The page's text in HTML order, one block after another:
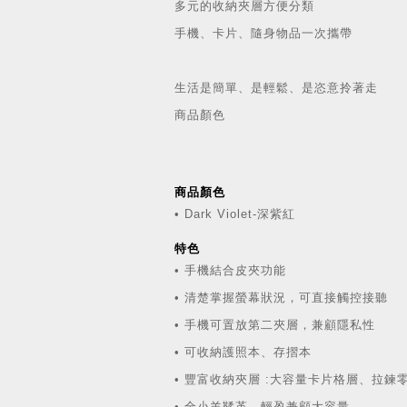
多元的收納夾層方便分類
手機、卡片、隨身物品一次攜帶
生活是簡單、是輕鬆、是恣意拎著走
商品顏色
商品顏色
• Dark Violet-深紫紅
特色
• 手機結合皮夾功能
• 清楚掌握螢幕狀況，可直接觸控接聽
• 手機可置放第二夾層，兼顧隱私性
• 可收納護照本、存摺本
• 豐富收納夾層 :大容量卡片格層、拉鍊